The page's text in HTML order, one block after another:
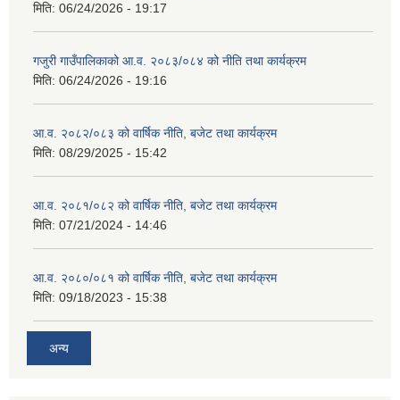
मिति: 06/24/2026 - 19:17
गजुरी गाउँपालिकाको आ.व. २०८३/०८४ को नीति तथा कार्यक्रम
मिति: 06/24/2026 - 19:16
आ.व. २०८२/०८३ को वार्षिक नीति, बजेट तथा कार्यक्रम
मिति: 08/29/2025 - 15:42
आ.व. २०८१/०८२ को वार्षिक नीति, बजेट तथा कार्यक्रम
मिति: 07/21/2024 - 14:46
आ.व. २०८०/०८१ को वार्षिक नीति, बजेट तथा कार्यक्रम
मिति: 09/18/2023 - 15:38
अन्य